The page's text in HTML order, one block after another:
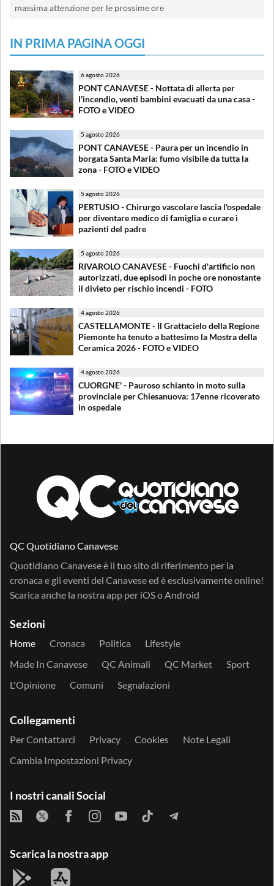
massima attenzione per le prossime ore
IN PRIMA PAGINA OGGI
6 agosto 2026
PONT CANAVESE - Nottata di allerta per
l'incendio, venti bambini evacuati da una casa -
FOTO e VIDEO
5 agosto 2026
PONT CANAVESE - Paura per un incendio in
borgata Santa Maria: fumo visibile da tutta la
zona - FOTO e VIDEO
5 agosto 2026
PERTUSIO - Chirurgo vascolare lascia l'ospedale
per diventare medico di famiglia e curare i
pazienti del padre
5 agosto 2026
RIVAROLO CANAVESE - Fuochi d'artificio non
autorizzati, due episodi in poche ore nonostante
il divieto per rischio incendi - FOTO
4 agosto 2026
CASTELLAMONTE - Il Grattacielo della Regione
Piemonte ha tenuto a battesimo la Mostra della
Ceramica 2026 - FOTO e VIDEO
4 agosto 2026
CUORGNE' - Pauroso schianto in moto sulla
provinciale per Chiesanuova: 17enne ricoverato
in ospedale
QC Quotidiano Canavese
Quotidiano Canavese è il tuo sito di riferimento per la
cronaca e gli eventi del Canavese ed è esclusivamente online!
Scarica anche la nostra app per iOSoAndroid
Sezioni
Home Cronaca Politica
Lifestyle
Made In Canavese
QC Animali QC Market
Sport
L'Opinione
Comuni Segnalazioni
Collegamenti
Per Contattarci Privacy Cookies
Note Legali
Cambia Impostazioni Privacy
I nostri canali Social
Scarica la nostra app